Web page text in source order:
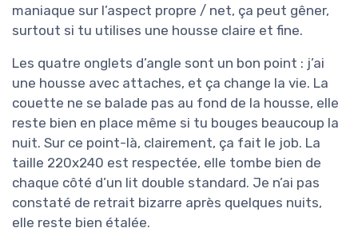
maniaque sur l’aspect propre / net, ça peut gêner,
surtout si tu utilises une housse claire et fine.
Les quatre onglets d’angle sont un bon point : j’ai
une housse avec attaches, et ça change la vie. La
couette ne se balade pas au fond de la housse, elle
reste bien en place même si tu bouges beaucoup la
nuit. Sur ce point-là, clairement, ça fait le job. La
taille 220x240 est respectée, elle tombe bien de
chaque côté d’un lit double standard. Je n’ai pas
constaté de retrait bizarre après quelques nuits,
elle reste bien étalée.